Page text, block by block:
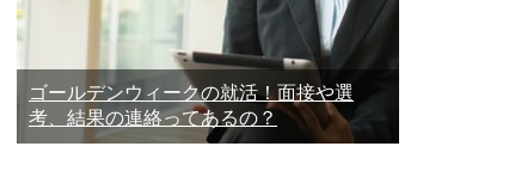
ゴールデンウィークの就活！面接や選
考、結果の連絡ってあるの？